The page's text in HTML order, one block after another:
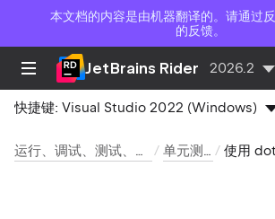
本文档的内容是由机器翻译的。请通过
的反馈。
JetBrains Rider 2026.2
快捷键:Visual Studio 2022 (Windows)
运行、调试、测试、部署 单元测试